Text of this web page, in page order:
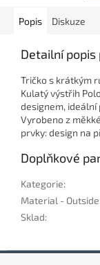
Popis Diskuze
Detailní popis
Tričko s krátkým
Kulatý výstřih
designem, ideální
Vyrobeno z
prvky: design na
Doplňkové
Kategorie:
Material - Outside
Sklad: